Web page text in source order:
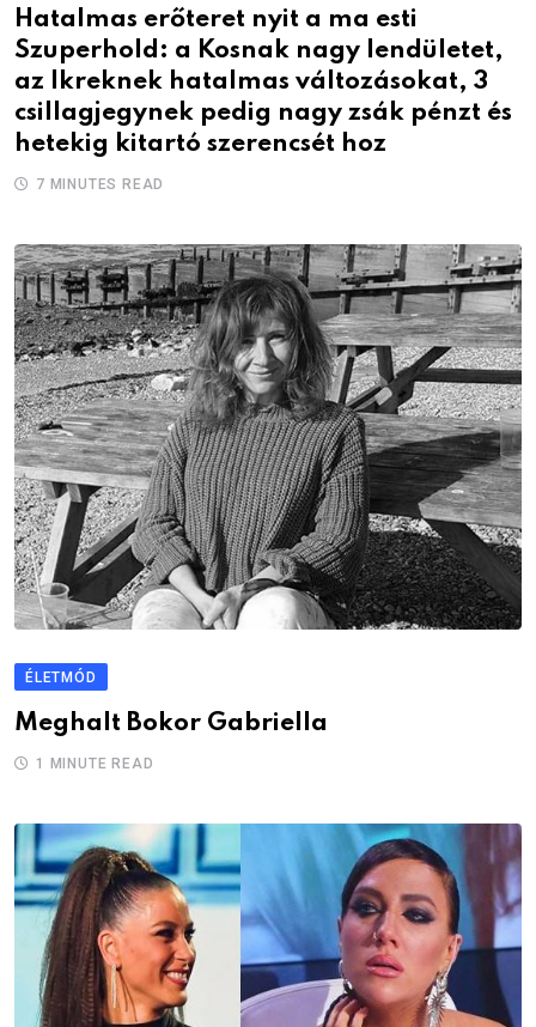
Hatalmas erőteret nyit a ma esti
Szuperhold: a Kosnak nagy lendületet,
az Ikreknek hatalmas változásokat, 3
csillagjegynek pedig nagy zsák pénzt és
hetekig kitartó szerencsét hoz
7 MINUTES READ
ÉLETMÓD
Meghalt Bokor Gabriella
1 MINUTE READ